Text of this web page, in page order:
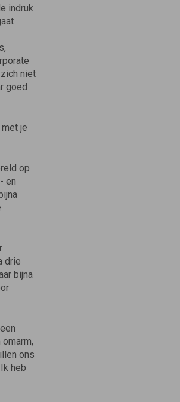
indruk
niet
goed
je
op
en
drie
bijna
ons
heb